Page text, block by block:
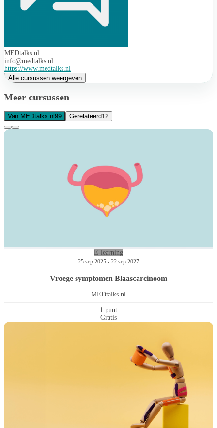
MEDtalks.nl
info@medtalks.nl
https://www.medtalks.nl
Alle cursussen weergeven
Meer cursussen
Van MEDtalks.nl 99 Gerelateerd12
E-learning
25 sep 2025 - 22 sep 2027
Vroege symptomen Blaascarcinoom
MEDtalks.nl
1 punt
Gratis